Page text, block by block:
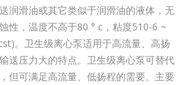
润滑油或其它类似于润滑油的液体，无
性，温度不高于80 ° c，粘度510-6 ~
。卫生级离心泵适用于高流量、高扬
送压力大的特点。卫生级离心泵可替代
但可满足高流量、低扬程的需要。主要